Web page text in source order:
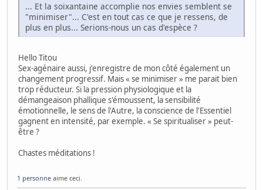
... Et la soixantaine accomplie nos envies semblent se
"minimiser"... C'est en tout cas ce que je ressens, de
plus en plus... Serions-nous un cas d'espèce ?
Hello Titou
Sex-agénaire aussi, j'enregistre de mon côté également un
changement progressif. Mais « se minimiser » me parait bien
trop réducteur. Si la pression physiologique et la
démangeaison phallique s'émoussent, la sensibilité
émotionnelle, le sens de l'Autre, la conscience de l'Essentiel
gagnent en intensité, par exemple. « Se spiritualiser » peut-
être ?
Chastes méditations !
1 personne aime ceci.